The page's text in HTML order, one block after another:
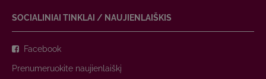
SOCIALINIAI TINKLAI / NAUJIENLAIŠKIS
Facebook
Prenumeruokite naujienlaiškį